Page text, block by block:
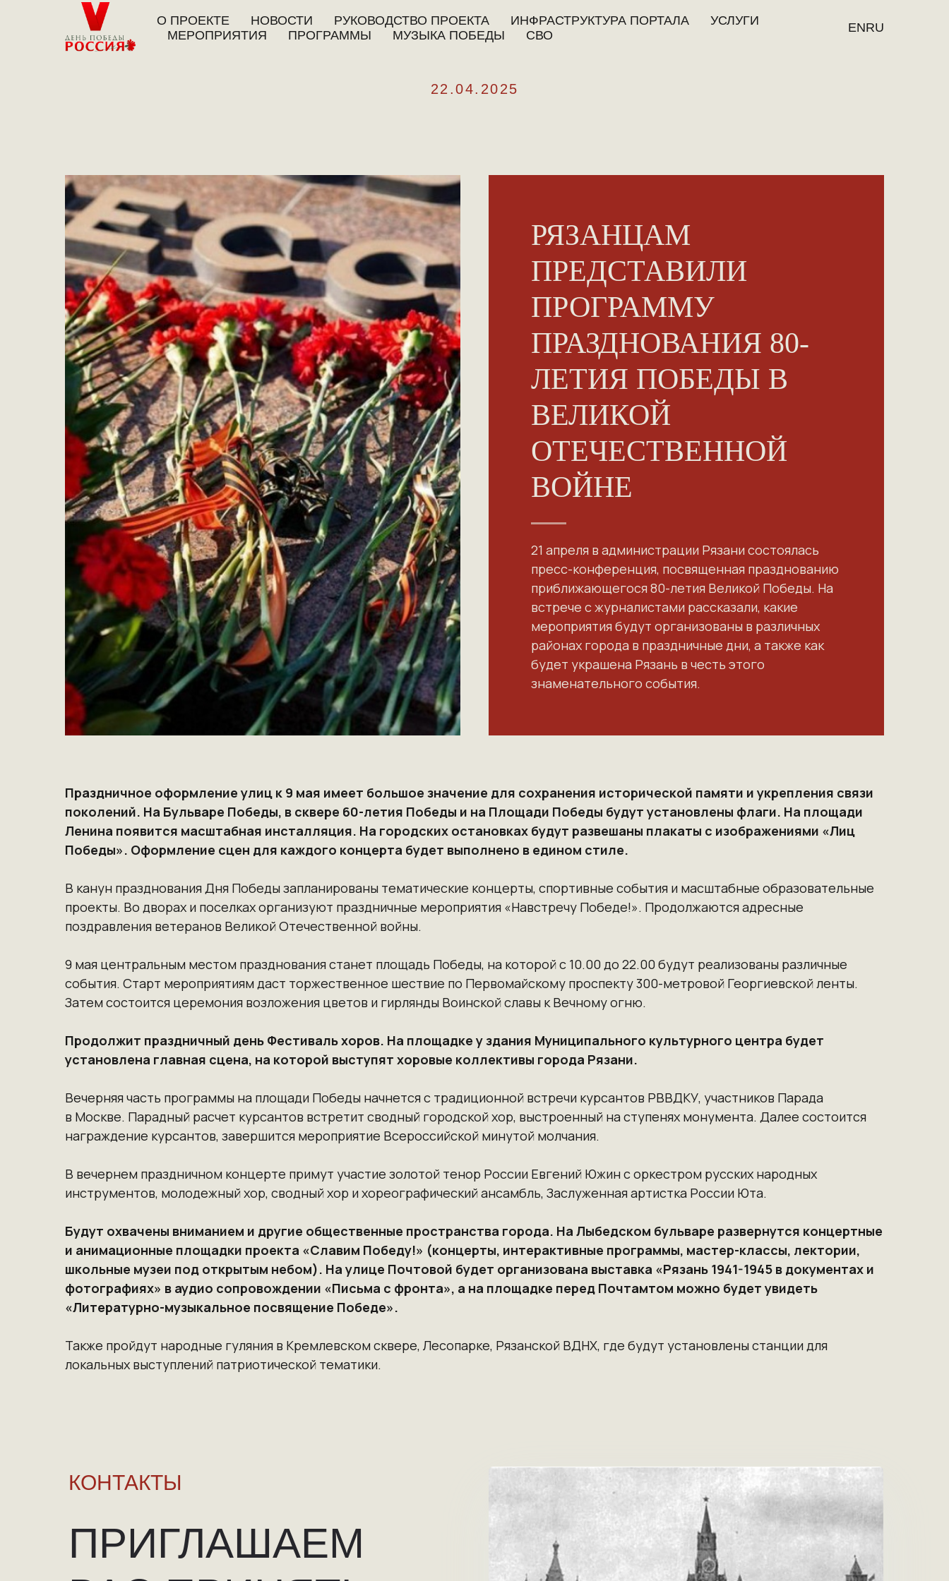
О ПРОЕКТЕ НОВОСТИ РУКОВОДСТВО ПРОЕКТА ИНФРАСТРУКТУРА ПОРТАЛА
УСЛУГИ
МЕРОПРИЯТИЯ
ПРОГРАММЫ МУЗЫКА ПОБЕДЫ СВО
ENRU
22.04.2025
РЯЗАНЦАМ
ПРЕДСТАВИЛИ
ПРОГРАММУ
ПРАЗДНОВАНИЯ 80-
ЛЕТИЯ ПОБЕДЫ В
ВЕЛИКОЙ
ОТЕЧЕСТВЕННОЙ
ВОЙНЕ
21 апреля в администрации Рязани состоялась
пресс-конференция, посвященная празднованию
приближающегося 80-летия Великой Победы. На
встрече с журналистами рассказали, какие
мероприятия будут организованы в различных
районах города в праздничные дни, а также как
будет украшена Рязань в честь этого
знаменательного события.
Праздничное оформление улиц к 9 мая имеет большое значение для сохранения исторической памяти и укрепления связи
поколений. На Бульваре Победы, в сквере 60-летия Победы и на Площади Победы будут установлены флаги. На площади
Ленина появится масштабная инсталляция. На городских остановках будут развешаны плакаты с изображениями «Лиц
Победы». Оформление сцен для каждого концерта будет выполнено в едином стиле.
В канун празднования Дня Победы запланированы тематические концерты, спортивные события и масштабные образовательные
проекты. Во дворах и поселках организуют праздничные мероприятия «Навстречу Победе!». Продолжаются адресные
поздравления ветеранов Великой Отечественной войны.
9 мая центральным местом празднования станет площадь Победы, на которой с 10.00 до 22.00 будут реализованы различные
события. Старт мероприятиям даст торжественное шествие по Первомайскому проспекту 300-метровой Георгиевской ленты.
Затем состоится церемония возложения цветов и гирлянды Воинской славы к Вечному огню.
Продолжит праздничный день Фестиваль хоров. На площадке у здания Муниципального культурного центра будет
установлена главная сцена, на которой выступят хоровые коллективы города Рязани.
Вечерняя часть программы на площади Победы начнется с традиционной встречи курсантов РВВДКУ, участников Парада
в Москве. Парадный расчет курсантов встретит сводный городской хор, выстроенный на ступенях монумента. Далее состоится
награждение курсантов, завершится мероприятие Всероссийской минутой молчания.
В вечернем праздничном концерте примут участие золотой тенор России Евгений Южин с оркестром русских народных
инструментов, молодежный хор, сводный хор и хореографический ансамбль, Заслуженная артистка России Юта.
Будут охвачены вниманием и другие общественные пространства города. На Лыбедском бульваре развернутся концертные
и анимационные площадки проекта «Славим Победу!» (концерты, интерактивные программы, мастер-классы, лектории,
школьные музеи под открытым небом). На улице Почтовой будет организована выставка «Рязань 1941-1945 в документах и
фотографиях» в аудио сопровождении «Письма с фронта», а на площадке перед Почтамтом можно будет увидеть
«Литературно-музыкальное посвящение Победе».
Также пройдут народные гуляния в Кремлевском сквере, Лесопарке, Рязанской ВДНХ, где будут установлены станции для
локальных выступлений патриотической тематики.
КОНТАКТЫ
ПРИГЛАШАЕМ